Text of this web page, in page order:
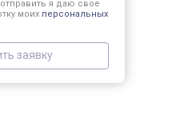
я даю свое
моих персональных
заявку